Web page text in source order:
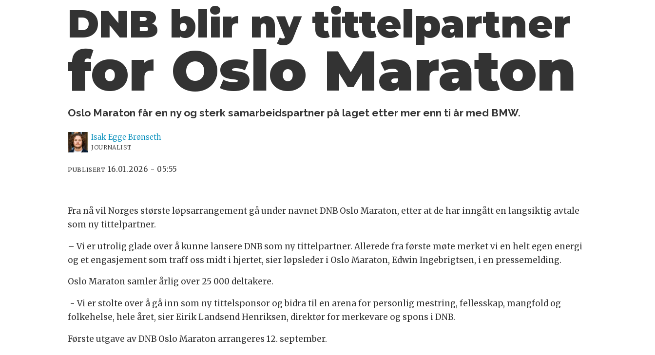
DNB blir ny tittelpartner
for Oslo Maraton
Oslo Maraton får en ny og sterk samarbeidspartner på laget etter mer enn ti år med BMW.
Isak Egge Brønseth
JOURNALIST
PUBLISERT 16.01.2026 - 05:55
Fra nå vil Norges største løpsarrangement gå under navnet DNB Oslo Maraton, etter at de har inngått en langsiktig avtale
som ny tittelpartner.
– Vi er utrolig glade over å kunne lansere DNB som ny tittelpartner. Allerede fra første møte merket vi en helt egen energi
og et engasjement som traff oss midt i hjertet, sier løpsleder i Oslo Maraton, Edwin Ingebrigtsen, i en pressemelding.
Oslo Maraton samler årlig over 25 000 deltakere.
- Vi er stolte over å gå inn som ny tittelsponsor og bidra til en arena for personlig mestring, fellesskap, mangfold og
folkehelse, hele året, sier Eirik Landsend Henriksen, direktør for merkevare og spons i DNB.
Første utgave av DNB Oslo Maraton arrangeres 12. september.